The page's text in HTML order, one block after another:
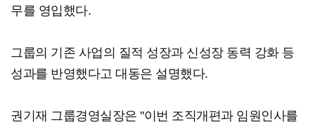
무를 영입했다.
그룹의 기존 사업의 질적 성장과 신성장 동력 강화 등
성과를 반영했다고 대동은 설명했다.
권기재 그룹경영실장은 "이번 조직개편과 임원인사를